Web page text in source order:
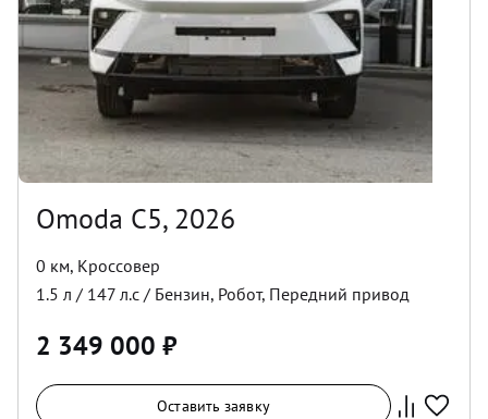
Omoda C5, 2026
0 км, Кроссовер
1.5 л / 147 л.с / Бензин, Робот, Передний привод
2 349 000 ₽
Оставить заявку